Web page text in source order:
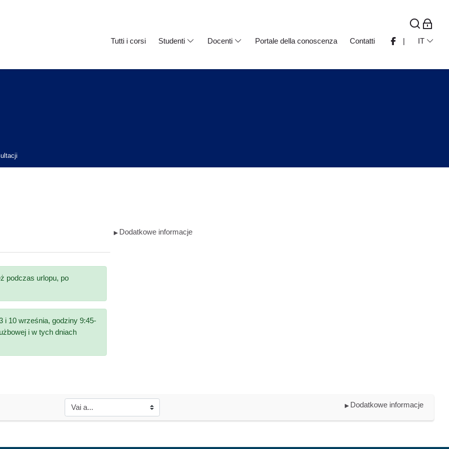
Tutti i corsi Studenti Docenti Portale della conoscenza Contatti | IT
▶︎ Dodatkowe informacje
podczas urlopu, po
i 10 września, godziny 9:45-
i w tych dniach
▶︎ Dodatkowe informacje